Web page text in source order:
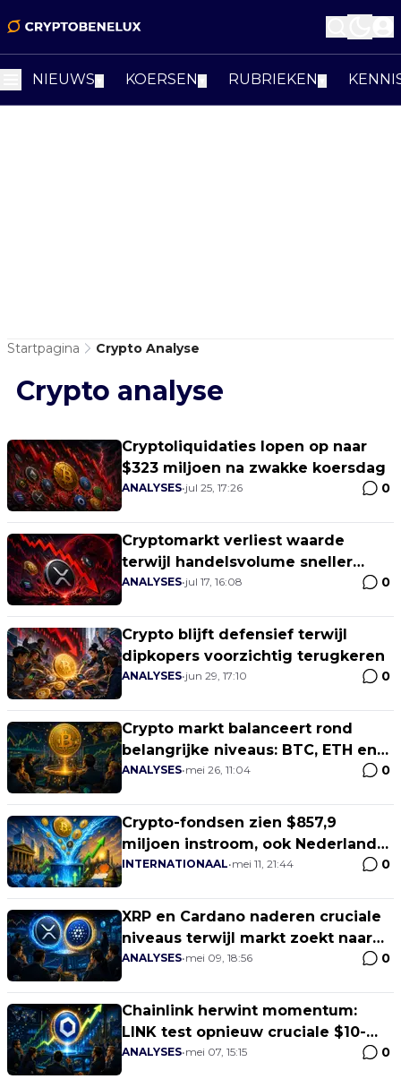
NIEUWS KOERSEN RUBRIEKEN
Startpagina Crypto Analyse
Crypto analyse
Cryptoliquidaties lopen op naar
$323 miljoen na zwakke koersdag
ANALYSES•jul 25, 17:26 0
Cryptomarkt verliest waarde
terwijl handelsvolume sneller
opdroogt dan koersen
ANALYSES•jul 17, 16:08 0
Crypto blijft defensief terwijl
dipkopers voorzichtig terugkeren
ANALYSES•jun 29, 17:10 0
Crypto markt balanceert rond
belangrijke niveaus: BTC, ETH en
SOL bepalen richting
ANALYSES•mei 26, 11:04 0
Crypto-fondsen zien $857,9
miljoen instroom, ook Nederland
in beeld
INTERNATIONAAL•mei 11, 21:44 0
XRP en Cardano naderen cruciale
niveaus terwijl markt zoekt naar
richting
ANALYSES•mei 09, 18:56 0
Chainlink herwint momentum:
LINK test opnieuw cruciale $10-
zone
ANALYSES•mei 07, 15:15 0